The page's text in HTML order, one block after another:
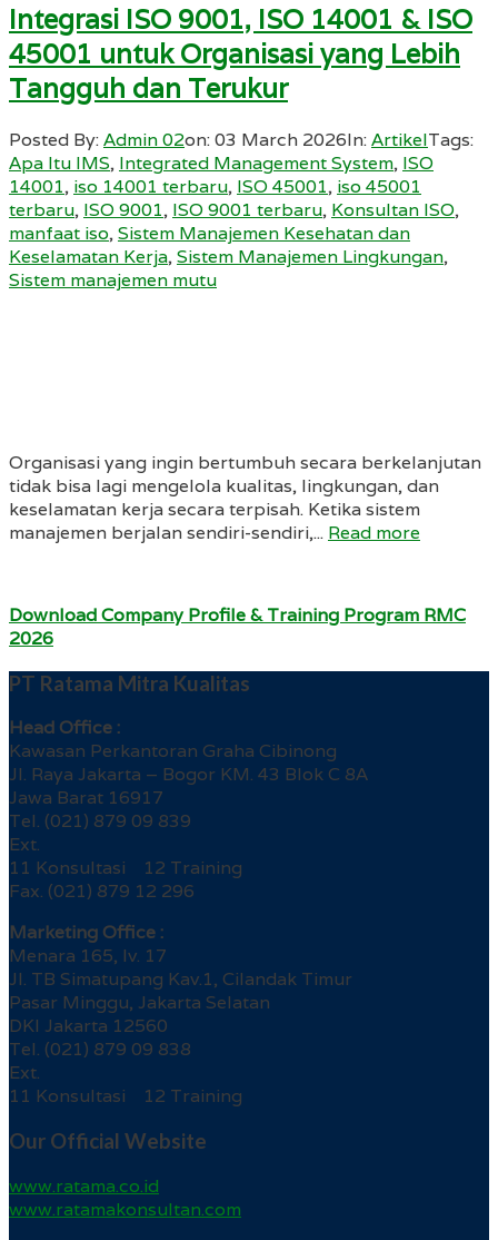
Integrasi ISO 9001, ISO 14001 & ISO
45001 untuk Organisasi yang Lebih
Tangguh dan Terukur
Posted By:Admin 02on:03 March 2026In:ArtikelTags:
Apa Itu IMS, Integrated Management System, ISO
14001, iso 14001 terbaru, ISO 45001, iso 45001
terbaru, ISO 9001, ISO 9001 terbaru, Konsultan ISO,
manfaat iso,Sistem Manajemen Kesehatan dan
Keselamatan Kerja,Sistem Manajemen Lingkungan,
Sistem manajemen mutu
Organisasi yang ingin bertumbuh secara berkelanjutan
tidak bisa lagi mengelola kualitas, lingkungan, dan
keselamatan kerja secara terpisah. Ketika sistem
manajemen berjalan sendiri-sendiri,... Read more
Download Company Profile & Training Program RMC
2026
PT Ratama Mitra Kualitas
Head Office :
Kawasan Perkantoran Graha Cibinong
Jl. Raya Jakarta – Bogor KM. 43 Blok C 8A
Jawa Barat 16917
Tel. (021) 879 09 839
Ext.
11 Konsultasi 12 Training
Fax. (021) 879 12 296
Marketing Office :
Menara 165, lv. 17
Jl. TB Simatupang Kav.1, Cilandak Timur
Pasar Minggu, Jakarta Selatan
DKI Jakarta 12560
Tel. (021) 879 09 838
Ext.
11 Konsultasi 12 Training
Our Official Website
www.ratama.co.id
www.ratamakonsultan.com